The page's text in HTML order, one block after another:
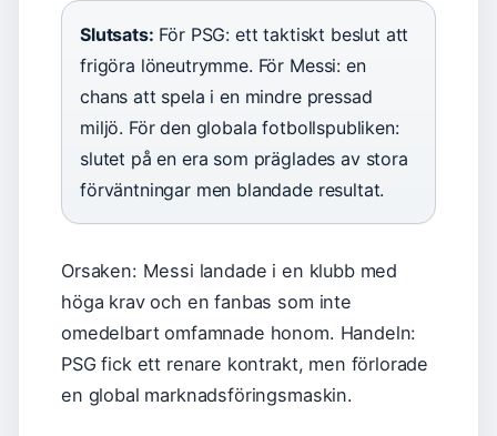
Slutsats: För PSG: ett taktiskt beslut att
frigöra löneutrymme. För Messi: en
chans att spela i en mindre pressad
miljö. För den globala fotbollspubliken:
slutet på en era som präglades av stora
förväntningar men blandade resultat.
Orsaken: Messi landade i en klubb med
höga krav och en fanbas som inte
omedelbart omfamnade honom. Handeln:
PSG fick ett renare kontrakt, men förlorade
en global marknadsföringsmaskin.